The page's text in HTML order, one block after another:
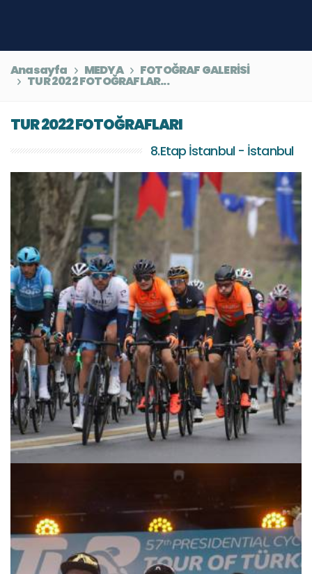
Anasayfa MEDYA FOTOĞRAF GALERİSİ
TUR 2022 FOTOĞRAFLAR...
TUR 2022 FOTOĞRAFLARI
8.Etap İstanbul - İstanbul